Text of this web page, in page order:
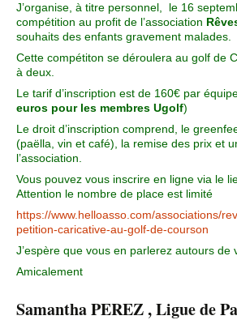
J’organise, à titre personnel, le 16
compétition au profit de l’association
souhaits des enfants gravement malades.
Cette compétiton se déroulera au golf de
à deux.
Le tarif d’inscription est de 160€ par
euros pour les membres Ugolf)
Le droit d’inscription comprend, le
(paëlla, vin et café), la remise des prix et
l’association.
Vous pouvez vous inscrire en ligne via le
Attention le nombre de place est limité
https://www.helloasso.com/associations/
petition-caricative-au-golf-de-courson
J’espère que vous en parlerez autours de
Amicalement
Samantha PEREZ , Ligue de